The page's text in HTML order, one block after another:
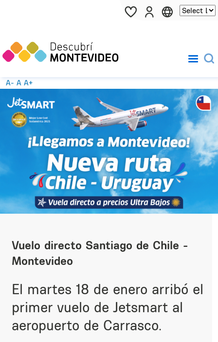
Pasar al contenido principal
A- A A+
Vuelo directo Santiago de Chile -
Montevideo
El martes 18 de enero arribó el
primer vuelo de Jetsmart al
aeropuerto de Carrasco.